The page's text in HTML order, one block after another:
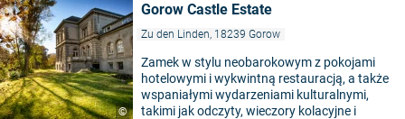
©
Gorow Castle Estate
Zu den Linden, 18239 Gorow
Zamek w stylu neobarokowym z pokojami
hotelowymi i wykwintną restauracją, a także
wspaniałymi wydarzeniami kulturalnymi,
takimi jak odczyty, wieczory kolacyjne i